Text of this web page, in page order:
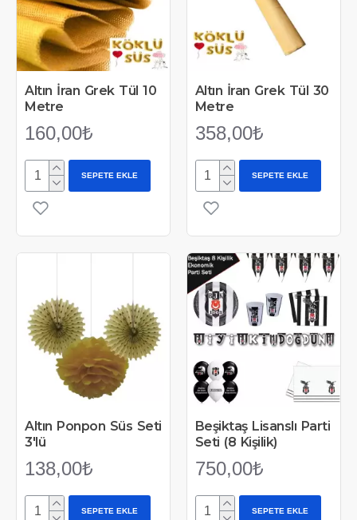
Altın İran Grek Tül 10
Metre
160,00₺
SEPETE EKLE
Altın İran Grek Tül 30
Metre
358,00₺
SEPETE EKLE
Altın Ponpon Süs Seti
3'lü
138,00₺
SEPETE EKLE
Beşiktaş Lisanslı Parti
Seti (8 Kişilik)
750,00₺
SEPETE EKLE